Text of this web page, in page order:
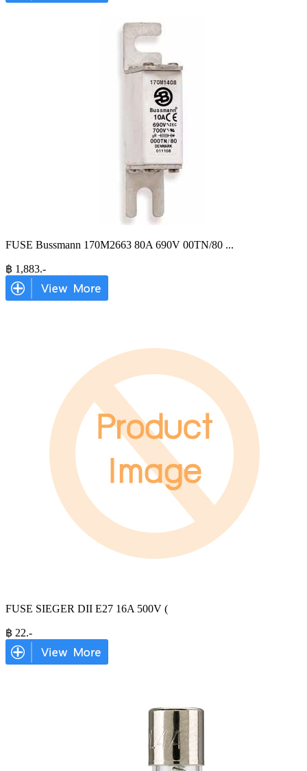
FUSE Bussmann 170M2663 80A 690V 00TN/80 ...
฿ 1,883.-
FUSE SIEGER DII E27 16A 500V (
฿ 22.-